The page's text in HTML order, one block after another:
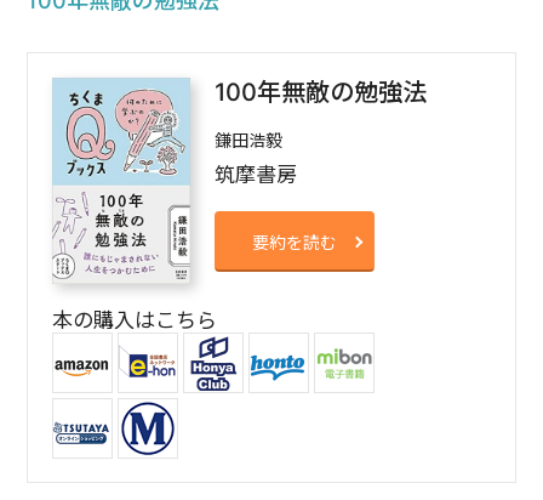
100年無敵の勉強法
鎌田浩毅
筑摩書房
要約を読む
本の購入はこちら